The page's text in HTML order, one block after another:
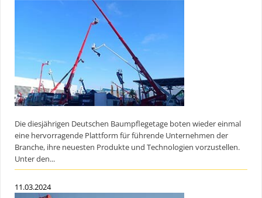
Die diesjährigen Deutschen Baumpflegetage boten wieder einmal
eine hervorragende Plattform für führende Unternehmen der
Branche, ihre neuesten Produkte und Technologien vorzustellen.
Unter den...
11.03.2024